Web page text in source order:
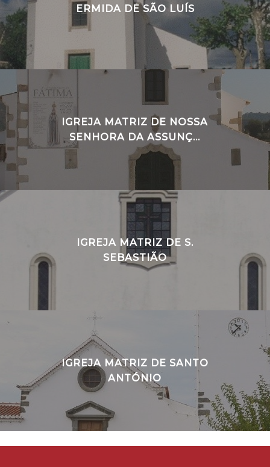
ERMIDA DE SÃO LUÍS
IGREJA MATRIZ DE NOSSA
SENHORA DA ASSUNÇ...
IGREJA MATRIZ DE S.
SEBASTIÃO
IGREJA MATRIZ DE SANTO
ANTÓNIO